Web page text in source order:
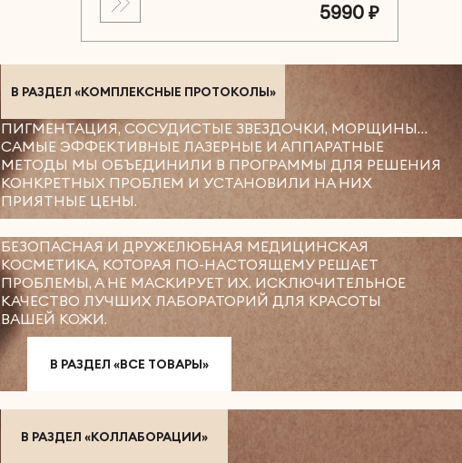
5990 ₽
В РАЗДЕЛ «КОМПЛЕКСНЫЕ ПРОТОКОЛЫ»
ПИГМЕНТАЦИЯ, СОСУДИСТЫЕ ЗВЕЗДОЧКИ, МОРЩИНЫ…
САМЫЕ ЭФФЕКТИВНЫЕ ЛАЗЕРНЫЕ И АППАРАТНЫЕ
МЕТОДЫ МЫ ОБЪЕДИНИЛИ В ПРОГРАММЫ ДЛЯ РЕШЕНИЯ
КОНКРЕТНЫХ ПРОБЛЕМ И УСТАНОВИЛИ НА НИХ
ПРИЯТНЫЕ ЦЕНЫ.
БЕЗОПАСНАЯ И ДРУЖЕЛЮБНАЯ МЕДИЦИНСКАЯ
КОСМЕТИКА, КОТОРАЯ ПО-НАСТОЯЩЕМУ РЕШАЕТ
ПРОБЛЕМЫ, А НЕ МАСКИРУЕТ ИХ. ИСКЛЮЧИТЕЛЬНОЕ
КАЧЕСТВО ЛУЧШИХ ЛАБОРАТОРИЙ ДЛЯ КРАСОТЫ
ВАШЕЙ КОЖИ.
В РАЗДЕЛ «ВСЕ ТОВАРЫ»
В РАЗДЕЛ «КОЛЛАБОРАЦИИ»